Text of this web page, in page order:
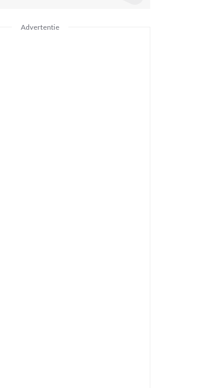
Advertentie